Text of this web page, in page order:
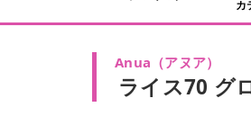
カ
Anua （アヌア）
ライス70 グ